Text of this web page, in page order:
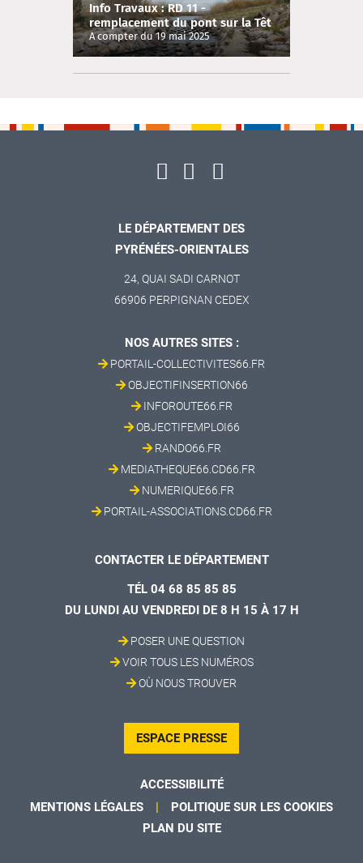
Info Travaux : RD 11 -
remplacement du pont sur la Têt
entre Canet-en-Roussillon et
Sainte-Marie-la-Mer
A compter du 19 mai 2025
LE DÉPARTEMENT DES
PYRÉNÉES-ORIENTALES
24, QUAI SADI CARNOT
66906 PERPIGNAN CEDEX
NOS AUTRES SITES :
PORTAIL-COLLECTIVITES66.FR
OBJECTIFINSERTION66
INFOROUTE66.FR
OBJECTIFEMPLOI66
RANDO66.FR
MEDIATHEQUE66.CD66.FR
NUMERIQUE66.FR
PORTAIL-ASSOCIATIONS.CD66.FR
CONTACTER LE DÉPARTEMENT
TÉL 04 68 85 85 85
DU LUNDI AU VENDREDI DE 8 H 15 À 17 H
POSER UNE QUESTION
VOIR TOUS LES NUMÉROS
OÙ NOUS TROUVER
ESPACE PRESSE
ACCESSIBILITÉ
MENTIONS LÉGALES
POLITIQUE SUR LES COOKIES
PLAN DU SITE